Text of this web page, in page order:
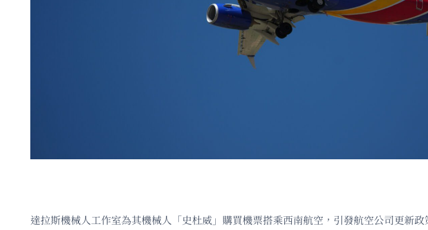
達拉斯機械人工作室為其機械人「史杜威」購買機票搭乘西南航空，引發航空公司更新